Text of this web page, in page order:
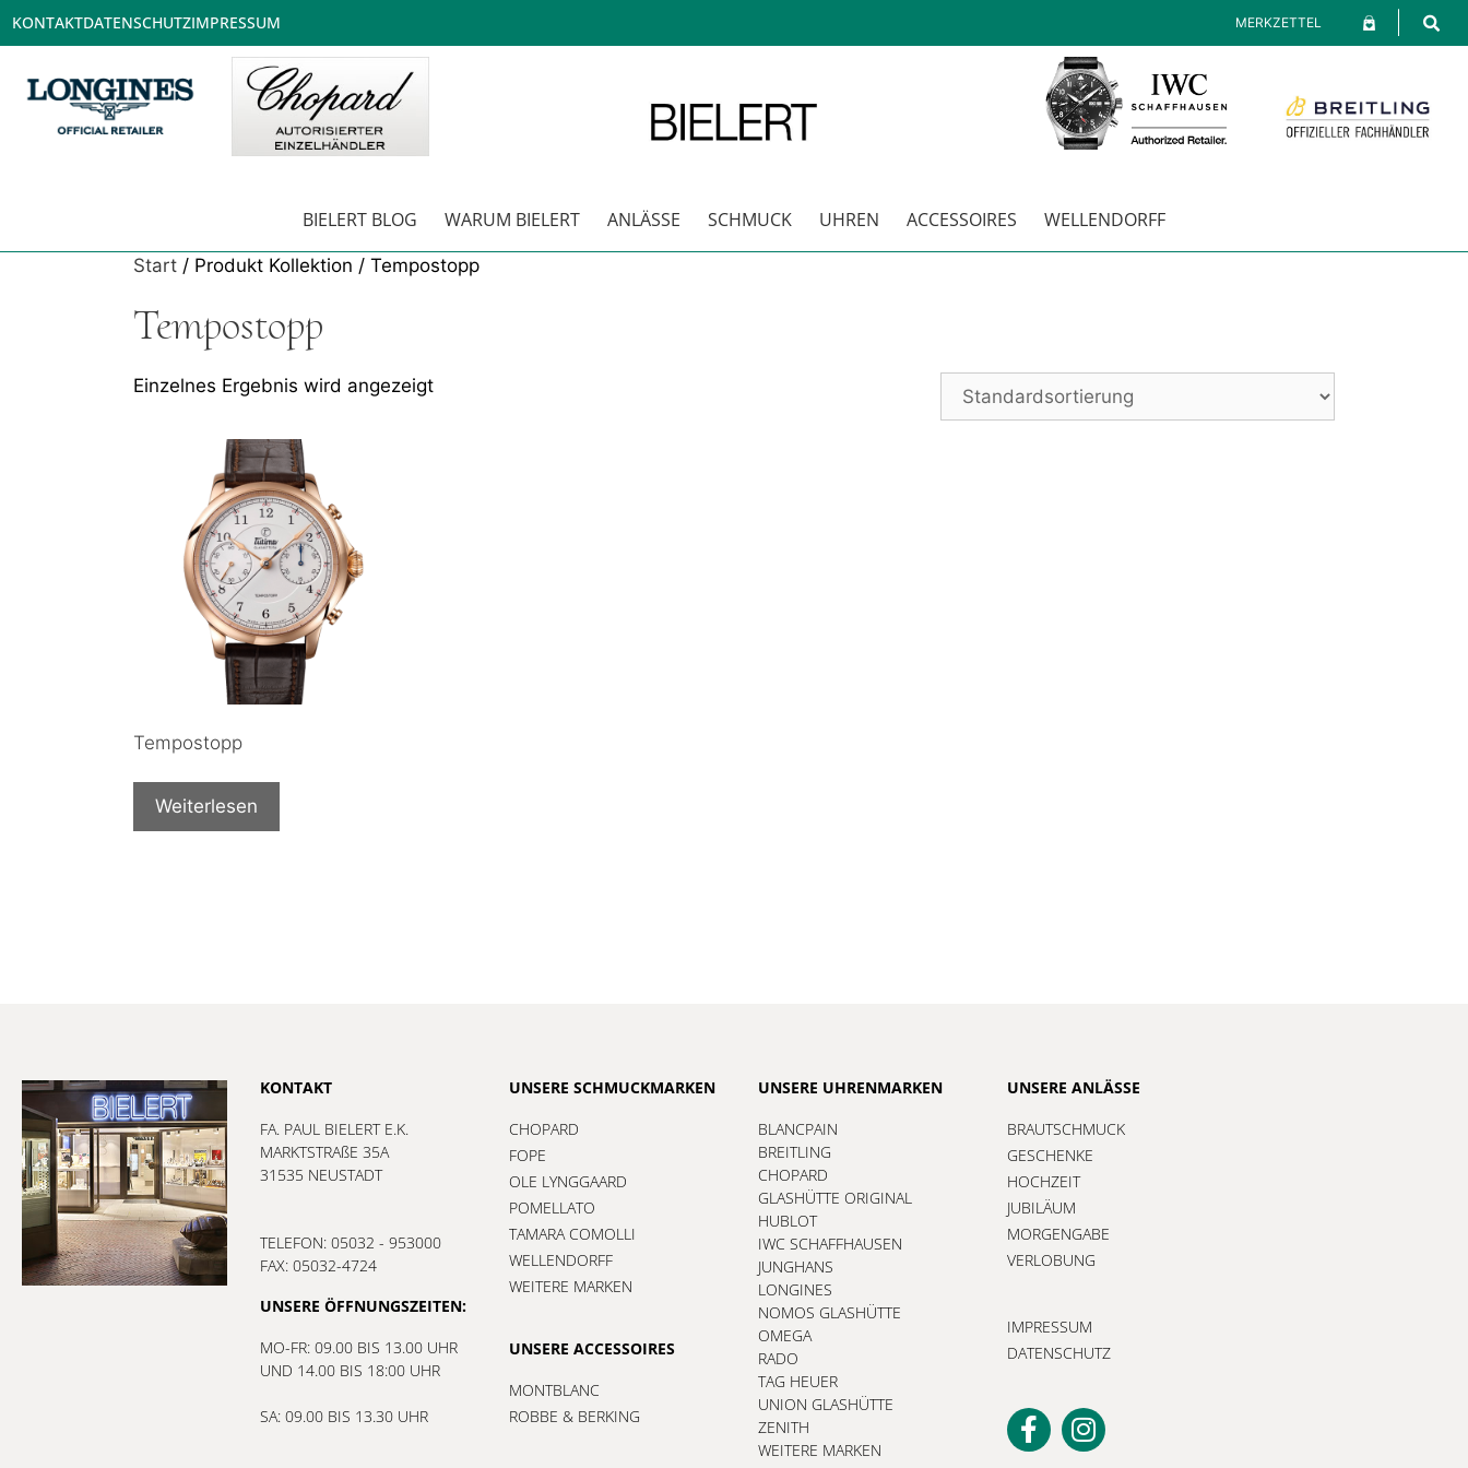
KONTAKTDATENSCHUTZIMPRESSUM MERKZETTEL
BIELERT BLOG WARUM BIELERT ANLÄSSE SCHMUCK UHREN ACCESSOIRES WELLENDORFF
Start / Produkt Kollektion / Tempostopp
Tempostopp
Einzelnes Ergebnis wird angezeigt
Tempostopp
Weiterlesen
KONTAKT
FA. PAUL BIELERT E.K.
MARKTSTRAßE 35A
31535 NEUSTADT
TELEFON: 05032 - 953000
FAX: 05032-4724
UNSERE ÖFFNUNGSZEITEN:
MO-FR: 09.00 BIS 13.00 UHR
UND 14.00 BIS 18:00 UHR
SA: 09.00 BIS 13.30 UHR
UNSERE SCHMUCKMARKEN
CHOPARD
FOPE
OLE LYNGGAARD
POMELLATO
TAMARA COMOLLI
WELLENDORFF
WEITERE MARKEN
UNSERE ACCESSOIRES
MONTBLANC
ROBBE & BERKING
UNSERE UHRENMARKEN
BLANCPAIN
BREITLING
CHOPARD
GLASHÜTTE ORIGINAL
HUBLOT
IWC SCHAFFHAUSEN
JUNGHANS
LONGINES
NOMOS GLASHÜTTE
OMEGA
RADO
TAG HEUER
UNION GLASHÜTTE
ZENITH
WEITERE MARKEN
UNSERE ANLÄSSE
BRAUTSCHMUCK
GESCHENKE
HOCHZEIT
JUBILÄUM
MORGENGABE
VERLOBUNG
IMPRESSUM
DATENSCHUTZ